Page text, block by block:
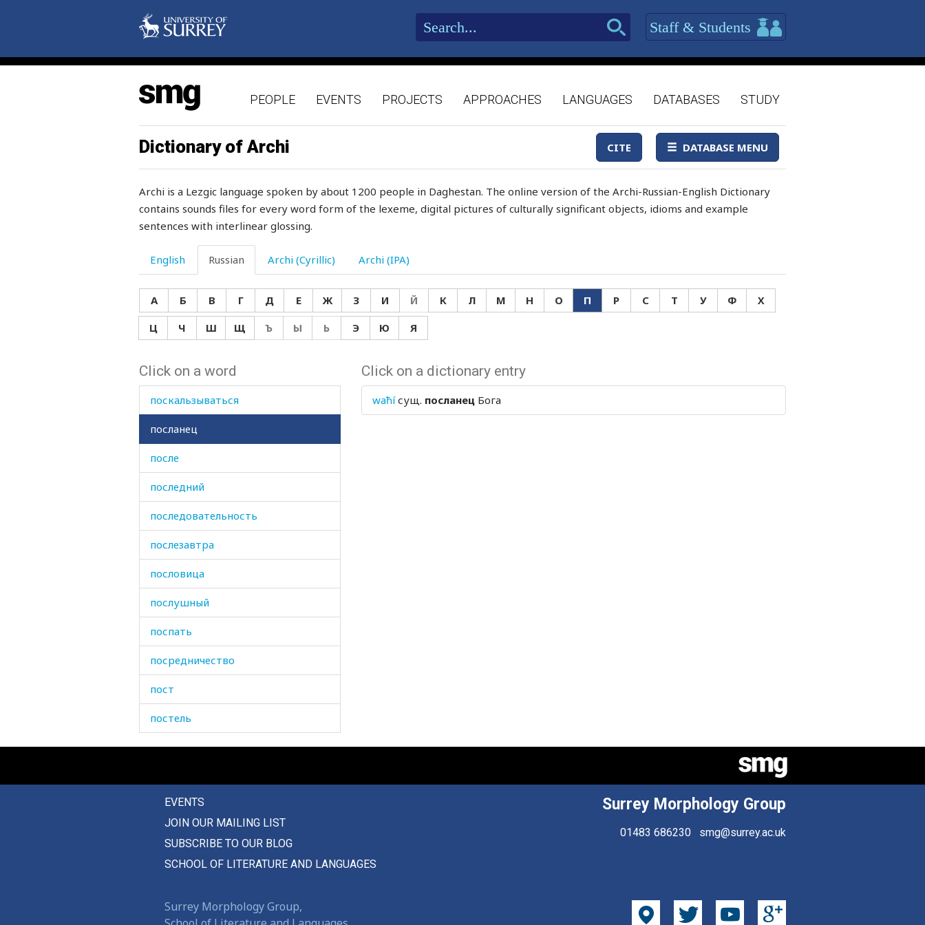
Staff & Students
PEOPLE EVENTS PROJECTS APPROACHES LANGUAGES DATABASES STUDY
Dictionary of Archi CITE DATABASE MENU
Archi is a Lezgic language spoken by about 1200 people in Daghestan. The online version of the Archi-Russian-English Dictionary
contains sounds files for every word form of the lexeme, digital pictures of culturally significant objects, idioms and example
sentences with interlinear glossing.
English Russian Archi (Cyrillic) Archi (IPA)
А Б В Г Д Е Ж З И Й К Л М Н О П Р С Т У Ф
Х
Ц
Ч Ш Щ Ъ Ы Ь Э Ю Я
Click on a word
порох
портить
портиться
портниха
портной
поручать
поручение
порция
порядок
по-своему
посев
поскальзываться
посланец
после
последний
последовательность
послезавтра
пословица
послушный
поспать
посредничество
пост
постель
постепенно
постреливать
посуда
посылать
Click on a dictionary entry
waħí сущ. посланец Бога
EVENTS
JOIN OUR MAILING LIST
SUBSCRIBE TO OUR BLOG
SCHOOL OF LITERATURE AND LANGUAGES
Surrey Morphology Group
01483 686230 smg@surrey.ac.uk
Surrey Morphology Group,